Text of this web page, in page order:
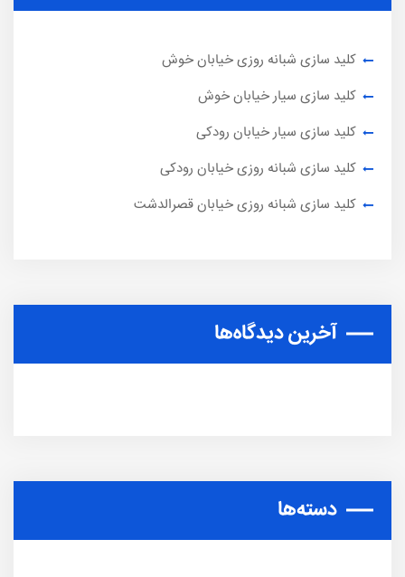
کلید سازی شبانه روزی خیابان خوش
کلید سازی سیار خیابان خوش
کلید سازی سیار خیابان رودکی
کلید سازی شبانه روزی خیابان رودکی
کلید سازی شبانه روزی خیابان قصرالدشت
آخرین دیدگاه‌ها
دسته‌ها